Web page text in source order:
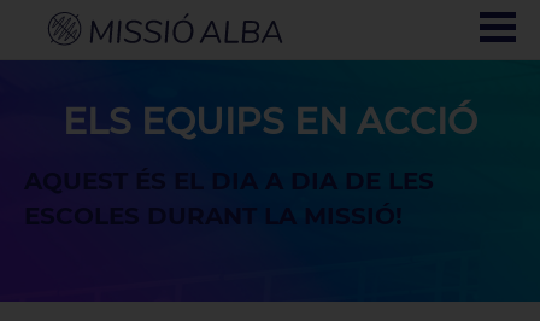
ELS EQUIPS EN ACCIÓ
AQUEST ÉS EL DIA A DIA DE LES
ESCOLES DURANT LA MISSIÓ!